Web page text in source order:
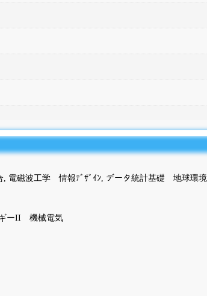
電磁波工学 情報ﾃﾞｻﾞｲﾝ, データ統計基礎 地球環境
ーII 機械電気